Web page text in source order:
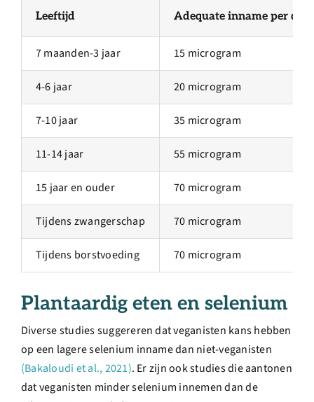
Leeftijd Adequate inname per dag
7 maanden-3 jaar 15 microgram
4-6 jaar 20 microgram
7-10 jaar 35 microgram
11-14 jaar 55 microgram
15 jaar en ouder 70 microgram
Tijdens zwangerschap 70 microgram
Tijdens borstvoeding 70 microgram
Plantaardig eten en selenium
Diverse studies suggereren dat veganisten kans hebben
op een lagere selenium inname dan niet-veganisten
(Bakaloudi et al., 2021). Er zijn ook studies die aantonen
dat veganisten minder selenium innemen dan de